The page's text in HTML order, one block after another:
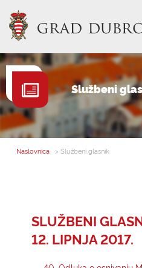
GRADSKA
GRADONAČELNIK
MJESNA
E-
Službeni
Naslovnica > Službeni glasnik
SLUŽBENI
12. LIPNJA 2017.